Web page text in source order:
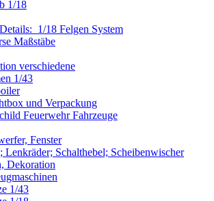
1/18
1/18 Felgen System
Maßstäbe
verschiedene
1/43
und Verpackung
Feuerwehr Fahrzeuge
Fenster
Lenkräder; Schalthebel; Scheibenwischer
Dekoration
1/43